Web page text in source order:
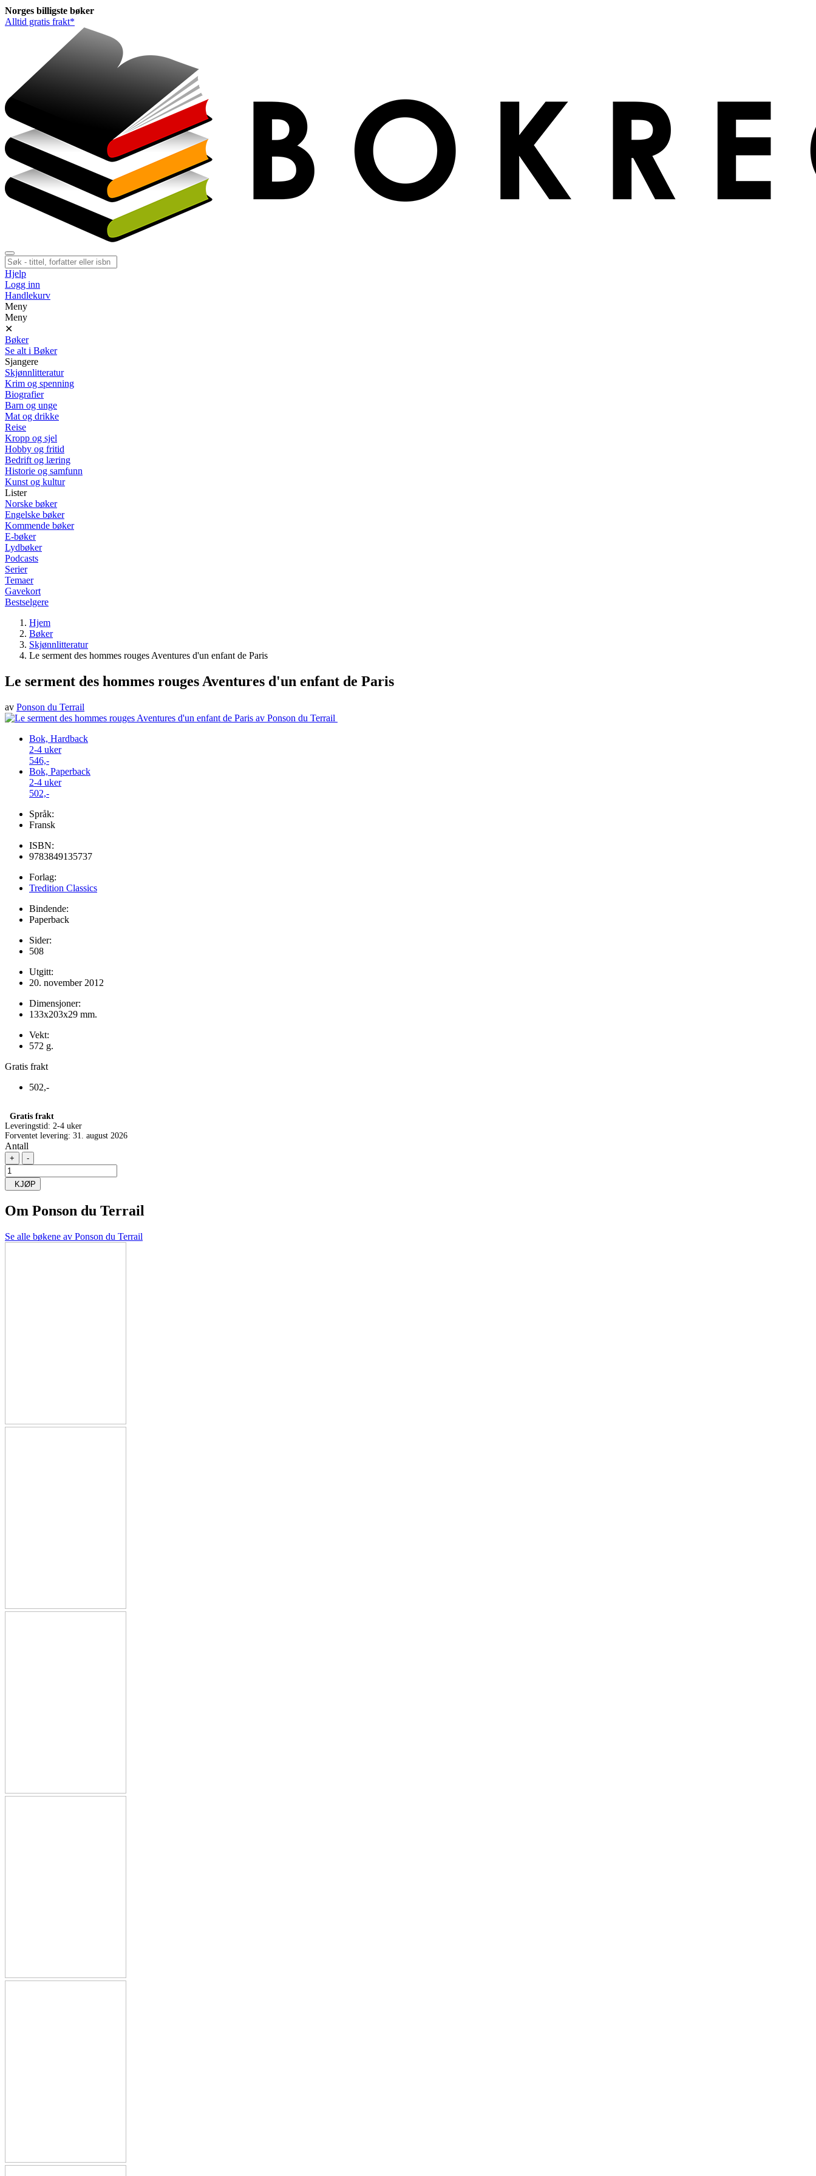
Norges billigste bøker
Alltid gratis frakt*
Hjelp
Logg inn
Handlekurv
Meny
Meny
✕
Bøker
Se alt i Bøker
Sjangere
Skjønnlitteratur
Krim og spenning
Biografier
Barn og unge
Mat og drikke
Reise
Kropp og sjel
Hobby og fritid
Bedrift og læring
Historie og samfunn
Kunst og kultur
Lister
Norske bøker
Engelske bøker
Kommende bøker
E-bøker
Lydbøker
Podcasts
Serier
Temaer
Gavekort
Bestselgere
Hjem
Bøker
Skjønnlitteratur
Le serment des hommes rouges Aventures d'un enfant de Paris
Le serment des hommes rouges Aventures d'un enfant de Paris
av Ponson du Terrail
Bok, Hardback
2-4 uker
546,-
Bok, Paperback
2-4 uker
502,-
Språk:
Fransk
ISBN:
9783849135737
Forlag:
Tredition Classics
Bindende:
Paperback
Sider:
508
Utgitt:
20. november 2012
Dimensjoner:
133x203x29 mm.
Vekt:
572 g.
Gratis frakt
502,-
Gratis frakt
Leveringstid: 2-4 uker
Forventet levering: 31. august 2026
Antall
+ -
KJØP
Om Ponson du Terrail
Se alle bøkene av Ponson du Terrail